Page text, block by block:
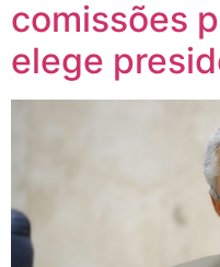
comissões
elege